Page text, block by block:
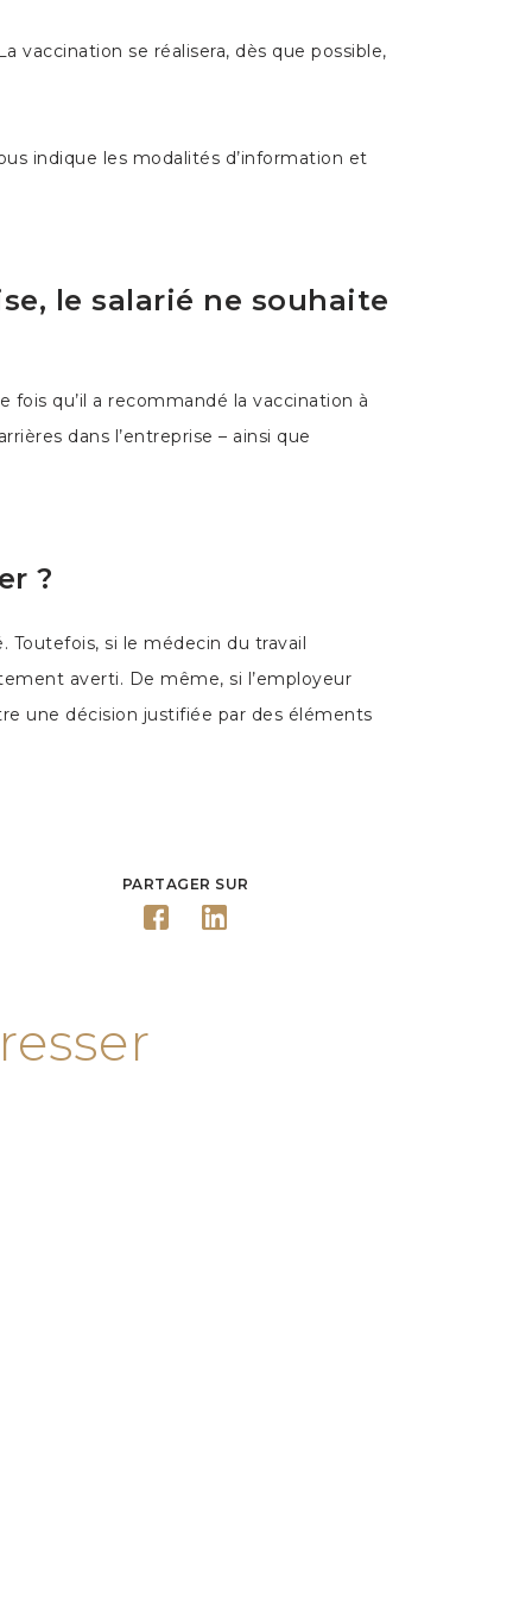
vaccination se réalisera, dès que possible,
indique les modalités d’information et
le salarié ne souhaite
qu’il a recommandé la vaccination à
dans l’entreprise – ainsi que
?
Toutefois, si le médecin du travail
averti. De même, si l’employeur
une décision justifiée par des éléments
PARTAGER SUR